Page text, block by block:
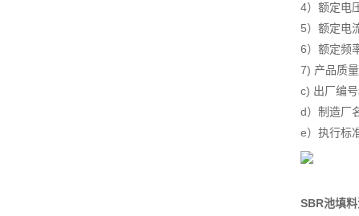
4）额定
5）额定电
6）额定频
7) 产品质
c) 出厂编
d）制造厂
e）执行标
SBR池填